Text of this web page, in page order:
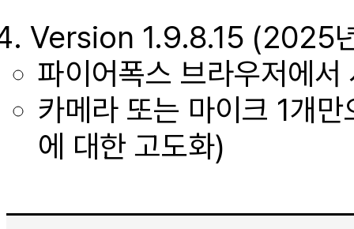
Version 1.9.8.15 (2025
파이어폭스 브라우저에서
카메라 또는 마이크 1개
에 대한 고도화)